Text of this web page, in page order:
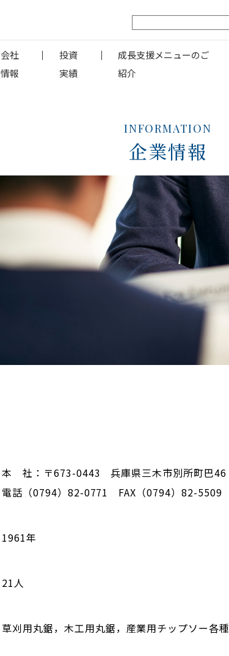
会社
情報
投資
実績
成長支援メニューのご
紹介
INFORMATION
企業情報
本 社：〒673-0443 兵庫県三木市別所町巴46
電話（0794）82-0771 FAX（0794）82-5509
1961年
21人
草刈用丸鋸，木工用丸鋸，産業用チップソー各種